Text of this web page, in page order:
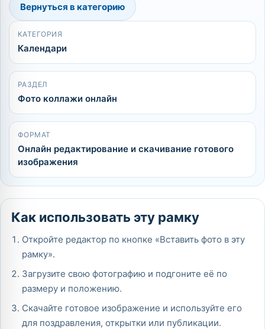
Вернуться в категорию
КАТЕГОРИЯ
Календари
РАЗДЕЛ
Фото коллажи онлайн
ФОРМАТ
Онлайн редактирование и скачивание готового
изображения
Как использовать эту рамку
Откройте редактор по кнопке «Вставить фото в эту
рамку».
Загрузите свою фотографию и подгоните её по
размеру и положению.
Скачайте готовое изображение и используйте его
для поздравления, открытки или публикации.